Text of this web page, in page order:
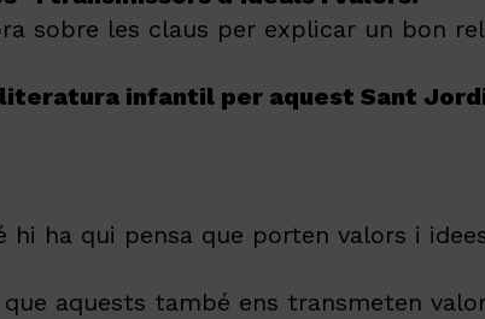
sobre les claus per explicar un bon
infantil per aquest Sant
ha qui pensa que porten valors i idees
aquests també ens transmeten